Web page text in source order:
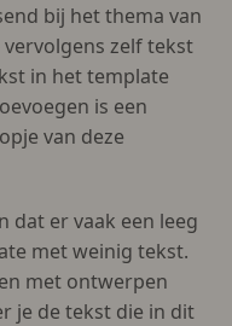
bij het thema van
zelf tekst
in het template
is een
van deze
dat er vaak een leeg
met weinig tekst.
met ontwerpen
je de tekst die in dit